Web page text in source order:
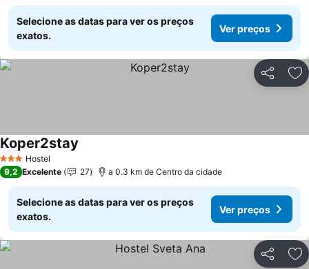
Selecione as datas para ver os preços
exatos.
Ver preços
Partilhar
3 EstrelasHostel
Koper2stay
9,2 Excelente 27 a 0.3 km de Centro da cidade
Selecione as datas para ver os preços
exatos.
Ver preços
Partilhar